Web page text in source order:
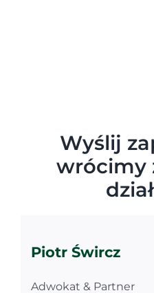
Wyślij
wrócimy
Piotr Śwircz
Adwokat & Partner